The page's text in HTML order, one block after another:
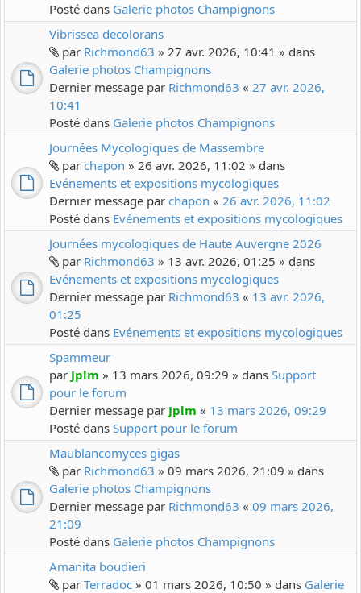
Posté dans Galerie photos Champignons
Vibrissea decolorans
par Richmond63 » 27 avr. 2026, 10:41 » dans
Galerie photos Champignons
Dernier message par Richmond63 « 27 avr. 2026,
10:41
Posté dans Galerie photos Champignons
Journées Mycologiques de Massembre
par chapon » 26 avr. 2026, 11:02 » dans
Evénements et expositions mycologiques
Dernier message par chapon « 26 avr. 2026, 11:02
Posté dans Evénements et expositions mycologiques
Journées mycologiques de Haute Auvergne 2026
par Richmond63 » 13 avr. 2026, 01:25 » dans
Evénements et expositions mycologiques
Dernier message par Richmond63 « 13 avr. 2026,
01:25
Posté dans Evénements et expositions mycologiques
Spammeur
par Jplm » 13 mars 2026, 09:29 » dans Support
pour le forum
Dernier message par Jplm « 13 mars 2026, 09:29
Posté dans Support pour le forum
Maublancomyces gigas
par Richmond63 » 09 mars 2026, 21:09 » dans
Galerie photos Champignons
Dernier message par Richmond63 « 09 mars 2026,
21:09
Posté dans Galerie photos Champignons
Amanita boudieri
par Terradoc » 01 mars 2026, 10:50 » dans Galerie